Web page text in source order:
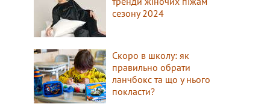
сезону 2024
Скоро в школу: як
правильно обрати
ланчбокс та що у нього
покласти?